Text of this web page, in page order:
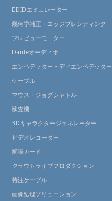
EDIDエミュレーター
幾何学補正・エッジブレンディング
プレビューモニター
Danteオーディオ
エンベデッター・ディエンベデッター
ケーブル
マウス・ジョグシャトル
検査機
3Dキャラクタージェネレーター
ビデオレコーダー
拡張カード
クラウドライブプロダクション
特注ケーブル
画像処理ソリューション